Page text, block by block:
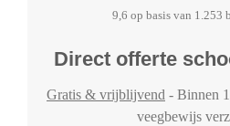
9,6 op basis van 1.253
Direct offerte
Gratis & vrijblijvend - Binnen
veegbewijs